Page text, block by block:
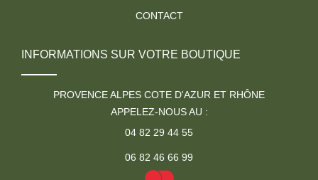
CONTACT
INFORMATIONS SUR VOTRE BOUTIQUE
PROVENCE ALPES COTE D'AZUR ET RHÔNE
APPELEZ-NOUS AU :
04 82 29 44 55
06 82 46 66 99